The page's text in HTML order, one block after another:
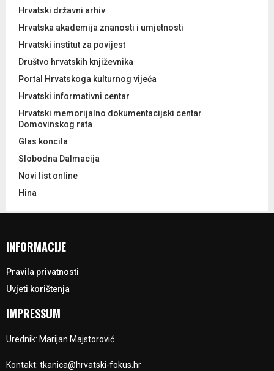
Hrvatski državni arhiv
Hrvatska akademija znanosti i umjetnosti
Hrvatski institut za povijest
Društvo hrvatskih književnika
Portal Hrvatskoga kulturnog vijeća
Hrvatski informativni centar
Hrvatski memorijalno dokumentacijski centar
Domovinskog rata
Glas koncila
Slobodna Dalmacija
Novi list online
Hina
INFORMACIJE
Pravila privatnosti
Uvjeti korištenja
IMPRESSUM
Urednik: Marijan Majstorović
Kontakt: tkanica@hrvatski-fokus.hr